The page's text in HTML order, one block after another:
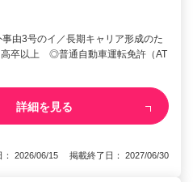
由3号のイ／長期キャリア形成のた
高卒以上 ◎普通自動車運転免許（AT
詳細を見る
： 2026/06/15 掲載終了日： 2027/06/30